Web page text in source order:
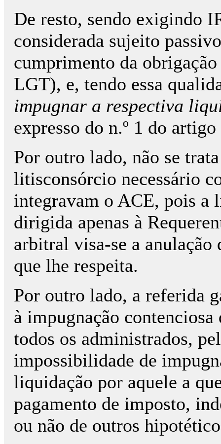
De resto, sendo exigindo
considerada sujeito
cumprimento da
LGT), e, tendo essa
impugnar a respectiva
expresso do n.º 1 do
Por outro lado, não se
litisconsórcio necessário
integravam o ACE, pois a
dirigida apenas à
arbitral visa-se a anulação
que lhe respeita.
Por outro lado, a referida
à impugnação
todos os administrados,
impossibilidade de
liquidação por aquele a
pagamento de imposto,
ou não de outros